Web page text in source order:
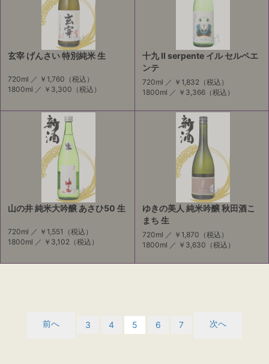
玄宰 げんさい 特別純米 生
720ml ／ ￥1,760 （税込）
1800ml ／ ￥3,300 （税込）
十九 II serpente イル セルペエ
ンテ
720ml ／ ￥1,832 （税込）
1800ml ／ ￥3,366（税込）
山の井 純米大吟醸 あさひ50 生
720ml ／ ￥1,551
（税込）
1800ml ／ ￥3,102 （税込）
ゆきの美人 純米吟醸 秋田酒こ
まち 生
720ml ／ ￥1,870 （税込）
1800ml ／ ￥3,630 （税込）
前へ 3 4 5 6 7 次へ